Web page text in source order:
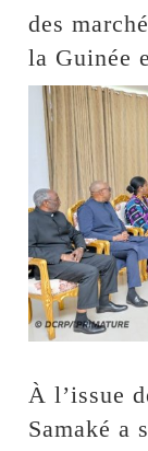
des
la Guinée
‎À l’issue
Samaké a